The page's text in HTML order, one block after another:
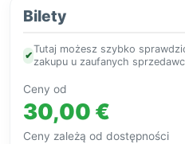
Bilety
✔
Tutaj możesz szybko
zakupu u zaufanych
Ceny od
30,00 €
Ceny zależą od dostępności